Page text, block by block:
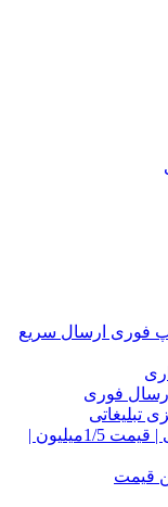
فوری ارسال سریع
فوری
تبلیغاتی
خرید پرچم ساحلی بادبانی و سامورایی | قیمت 1/5میلیون |
قیمت